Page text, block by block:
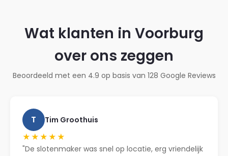
Wat klanten in Voorburg
over ons zeggen
Beoordeeld met een 4.9 op basis van 128 Google Reviews
T Tim Groothuis
★★★★★
"De slotenmaker was snel op locatie, erg vriendelijk